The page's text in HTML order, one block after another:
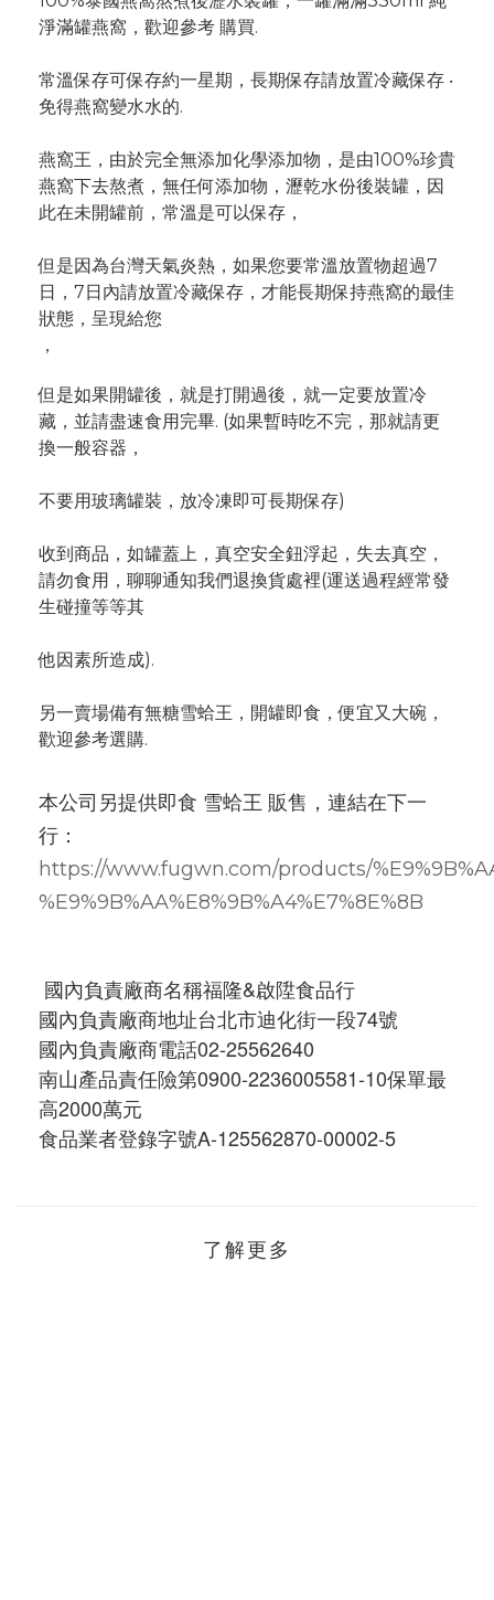
淨滿罐燕窩，歡迎參考 購買.
常溫保存可保存約一星期，長期保存請放置冷藏保存 ‧
免得燕窩變水水的.
燕窩王，由於完全無添加化學添加物，是由100%珍貴
燕窩下去熬煮，無任何添加物，瀝乾水份後裝罐，因
此在未開罐前，常溫是可以保存，
但是因為台灣天氣炎熱，如果您要常溫放置物超過7
日，7日內請放置冷藏保存，才能長期保持燕窩的最佳
狀態，呈現給您
，
但是如果開罐後，就是打開過後，就一定要放置冷
藏，並請盡速食用完畢. (如果暫時吃不完，那就請更
換一般容器，
不要用玻璃罐裝，放冷凍即可長期保存)
收到商品，如罐蓋上，真空安全鈕浮起，失去真空，
請勿食用，聊聊通知我們退換貨處裡(運送過程經常發
生碰撞等等其
他因素所造成).
另一賣場備有無糖雪蛤王，開罐即食，便宜又大碗，
歡迎參考選購.
本公司另提供即食 雪蛤王 販售，連結在下一
行：
https://www.fugwn.com/products/
%E9%9B%AA%E8%9B%A4%E7%8E%8B
國內負責廠商名稱福隆&啟陞食品行
國內負責廠商地址台北市迪化街一段74號
國內負責廠商電話02-25562640
南山產品責任險第0900-2236005581-10保單最
高2000萬元
了解更多